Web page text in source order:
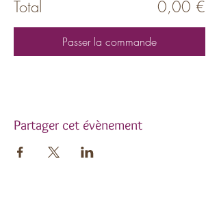
Total 0,00 €
Passer la commande
Partager cet évènement